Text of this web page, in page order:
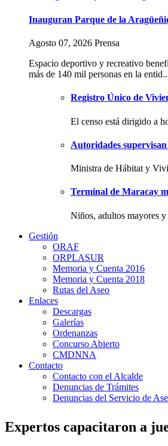
Inauguran Parque de la
Agosto 07, 2026 Prensa
Espacio deportivo y recreativo
más de 140 mil personas en la
Registro Único de
El censo está dirigido a
Autoridades
Ministra de Hábitat y
Terminal de Maracay
Niños, adultos mayores
Gestión
ORAF
ORPLASUR
Memoria y Cuenta 2016
Memoria y Cuenta 2018
Rutas del Aseo
Enlaces
Descargas
Galerías
Ordenanzas
Concurso Abierto
CMDNNA
Contacto
Contacto con el Alcalde
Denuncias de Trámites
Denuncias del Servicio de
Expertos capacitaron a